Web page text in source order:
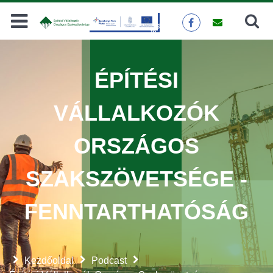
Keresés
Kezdőoldal
Podcast
ÉPÍTÉSI
VÁLLALKOZÓK
ORSZÁGOS
SZAKSZÖVETSÉGE -
FENNTARTHATÓSÁG